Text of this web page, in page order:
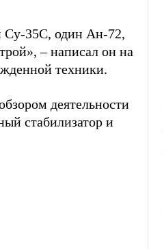
Су-35С, один Ан-72,
– написал он на
техники.
деятельности
стабилизатор и